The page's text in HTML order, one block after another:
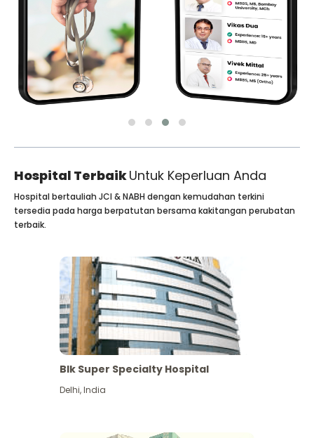
Hospital TerbaikUntuk Keperluan Anda
Hospital bertauliah JCI & NABH dengan kemudahan terkini
tersedia pada harga berpatutan bersama kakitangan perubatan
terbaik.
Blk Super Specialty Hospital
Delhi,India